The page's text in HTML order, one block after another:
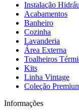
Instalação
Acabamentos
Banheiro
Cozinha
Lavanderia
Área Externa
Toalheiros
Kits
Linha Vintage
Coleção
Informações